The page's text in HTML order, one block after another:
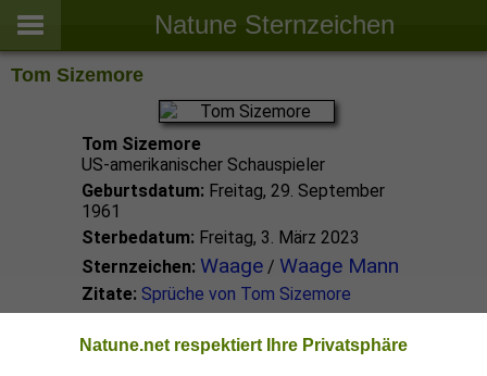
Natune Sternzeichen
Tom Sizemore
Tom Sizemore
US-amerikanischer Schauspieler
Geburtsdatum: Freitag, 29. September
1961
Sterbedatum: Freitag, 3. März 2023
Sternzeichen: Waage/ Waage Mann
Zitate: Sprüche von Tom Sizemore
Waage Promis
Natune.net respektiert Ihre Privatsphäre